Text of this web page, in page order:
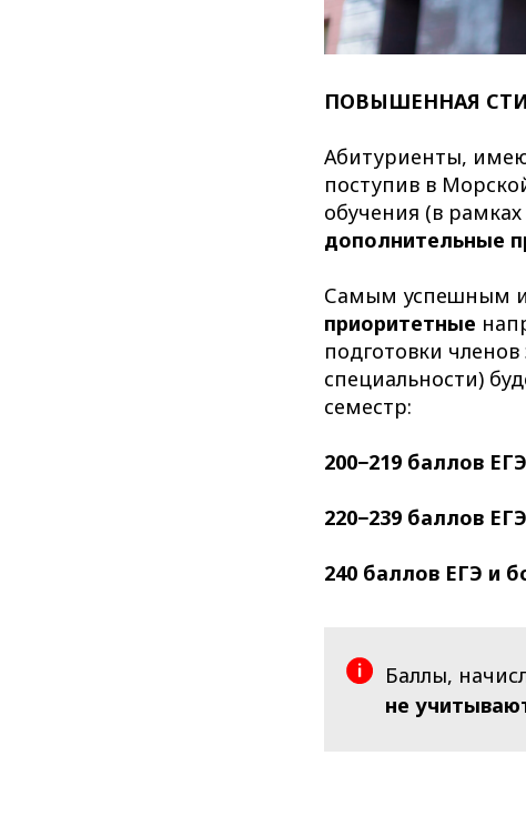
ПОВЫШЕННАЯ
Абитуриенты,
поступив в
обучения (в
дополнительные
Самым успешным и
приоритетные
подготовки
специальности)
семестр:
200−219 баллов
220−239 баллов
240 баллов ЕГЭ и
Баллы,
не